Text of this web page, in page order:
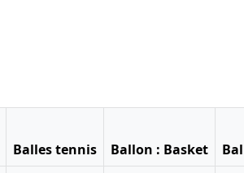
Balles tennis Ballon : Basket